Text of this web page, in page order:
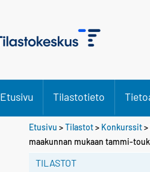
Etusivu Tilastotieto
Etusivu >Tilastot> Konkurssit>
maakunnan mukaan tammi-
TILASTOT